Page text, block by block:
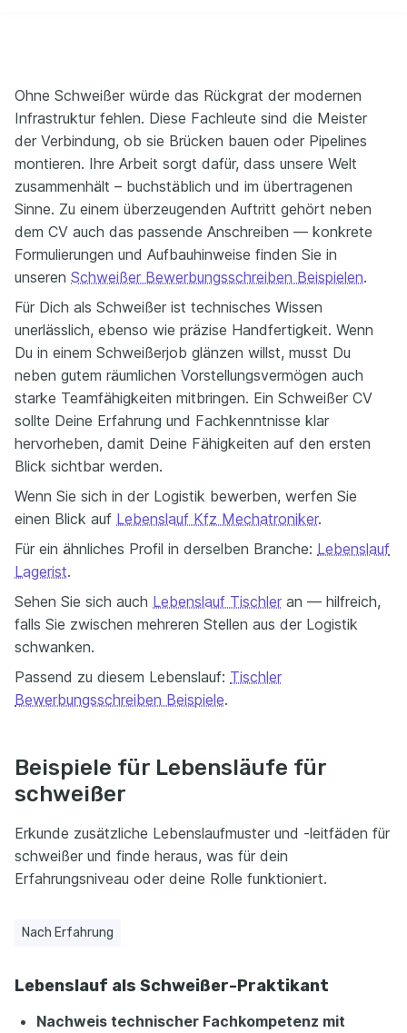
Ohne Schweißer würde das Rückgrat der modernen
Infrastruktur fehlen. Diese Fachleute sind die Meister
der Verbindung, ob sie Brücken bauen oder Pipelines
montieren. Ihre Arbeit sorgt dafür, dass unsere Welt
zusammenhält – buchstäblich und im übertragenen
Sinne. Zu einem überzeugenden Auftritt gehört neben
dem CV auch das passende Anschreiben — konkrete
Formulierungen und Aufbauhinweise finden Sie in
unseren Schweißer Bewerbungsschreiben Beispielen.
Für Dich als Schweißer ist technisches Wissen
unerlässlich, ebenso wie präzise Handfertigkeit. Wenn
Du in einem Schweißerjob glänzen willst, musst Du
neben gutem räumlichen Vorstellungsvermögen auch
starke Teamfähigkeiten mitbringen. Ein Schweißer CV
sollte Deine Erfahrung und Fachkenntnisse klar
hervorheben, damit Deine Fähigkeiten auf den ersten
Blick sichtbar werden.
Wenn Sie sich in der Logistik bewerben, werfen Sie
einen Blick auf Lebenslauf Kfz Mechatroniker.
Für ein ähnliches Profil in derselben Branche: Lebenslauf
Lagerist.
Sehen Sie sich auch Lebenslauf Tischler an — hilfreich,
falls Sie zwischen mehreren Stellen aus der Logistik
schwanken.
Passend zu diesem Lebenslauf: Tischler
Bewerbungsschreiben Beispiele.
Beispiele für Lebensläufe für
schweißer
Erkunde zusätzliche Lebenslaufmuster und -leitfäden für
schweißer und finde heraus, was für dein
Erfahrungsniveau oder deine Rolle funktioniert.
Nach Erfahrung
Lebenslauf als Schweißer-Praktikant
Nachweis technischer Fachkompetenz mit